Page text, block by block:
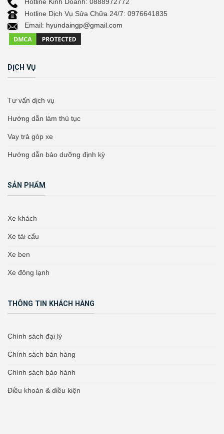
Hotline Dịch Vụ Sửa Chữa 24/7: 0976641835
Email: hyundaingp@gmail.com
DỊCH VỤ
Tư vấn dịch vụ
Hướng dẫn làm thủ tục
Vay trả góp xe
Hướng dẫn bảo dưỡng định kỳ
SẢN PHẨM
Xe khách
Xe tải cẩu
Xe ben
Xe đông lạnh
THÔNG TIN KHÁCH HÀNG
Chính sách đại lý
Chính sách bán hàng
Chính sách bảo hành
Điều khoản & diều kiện